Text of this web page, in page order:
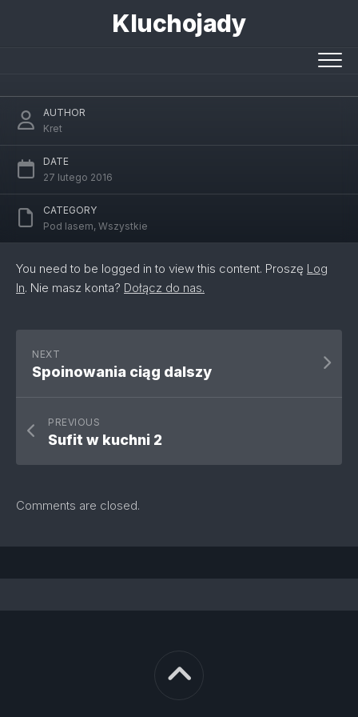
Kluchojady
AUTHOR
Kret
DATE
27 lutego 2016
CATEGORY
Pod lasem, Wszystkie
You need to be logged in to view this content. Proszę Log
In. Nie masz konta? Dołącz do nas.
NEXT
Spoinowania ciąg dalszy
PREVIOUS
Sufit w kuchni 2
Comments are closed.